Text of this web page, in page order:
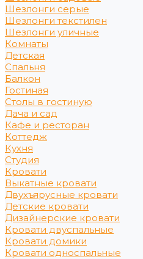
Шезлонги серые
Шезлонги текстилен
Шезлонги уличные
Комнаты
Детская
Спальня
Балкон
Гостиная
Столы в гостиную
Дача и сад
Кафе и ресторан
Коттедж
Кухня
Студия
Кровати
Выкатные кровати
Двухъярусные кровати
Детские кровати
Дизайнерские кровати
Кровати двуспальные
Кровати домики
Кровати односпальные